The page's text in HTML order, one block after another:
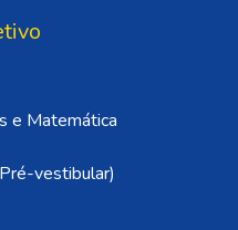
e Matemática
vestibular)